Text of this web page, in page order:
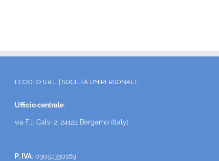
ECOGEO S.R.L. | SOCIETÀ UNIPERSONALE
Ufficio centrale:
via F.ll Calvi 2, 24122 Bergamo (Italy)
P. IVA: 03051330169